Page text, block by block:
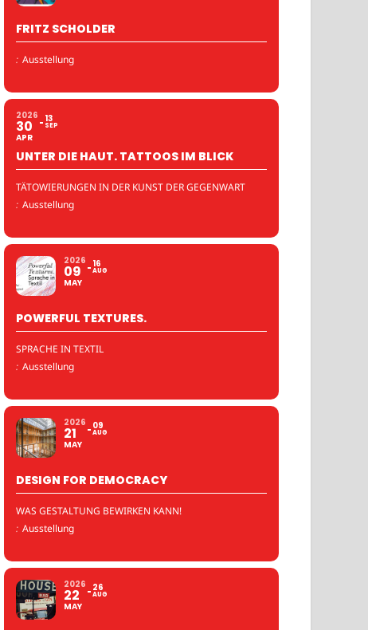
FRITZ SCHOLDER
: Ausstellung
2026
30
APR
13
SEP
UNTER DIE HAUT. TATTOOS IM BLICK
TÄTOWIERUNGEN IN DER KUNST DER GEGENWART
: Ausstellung
2026
09
MAY
16
AUG
POWERFUL TEXTURES.
SPRACHE IN TEXTIL
: Ausstellung
2026
21
MAY
09
AUG
DESIGN FOR DEMOCRACY
WAS GESTALTUNG BEWIRKEN KANN!
: Ausstellung
2026
22
MAY
26
AUG